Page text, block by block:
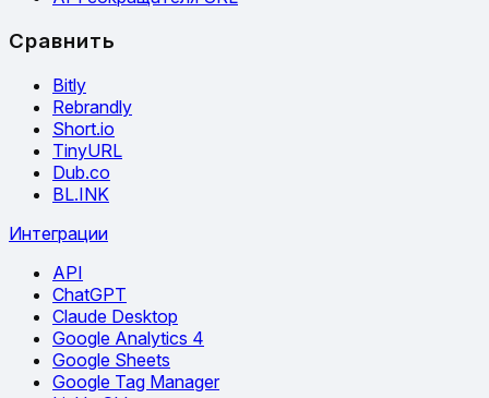
Сравнить
Bitly
Rebrandly
Short.io
TinyURL
Dub.co
BL.INK
Интеграции
API
ChatGPT
Claude Desktop
Google Analytics 4
Google Sheets
Google Tag Manager